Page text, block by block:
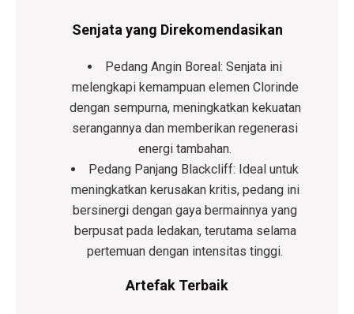
Senjata yang Direkomendasikan
Pedang Angin Boreal: Senjata ini
melengkapi kemampuan elemen Clorinde
dengan sempurna, meningkatkan kekuatan
serangannya dan memberikan regenerasi
energi tambahan.
Pedang Panjang Blackcliff: Ideal untuk
meningkatkan kerusakan kritis, pedang ini
bersinergi dengan gaya bermainnya yang
berpusat pada ledakan, terutama selama
pertemuan dengan intensitas tinggi.
Artefak Terbaik